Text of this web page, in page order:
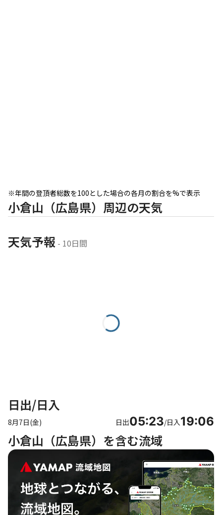
※年間の登頂者総数を100とした場合の各月の割合を%で表示
小倉山（広島県）周辺の天気
天気予報 - 10日間
日出/日入
8月7日(金) 日出05:23/日入19:06
小倉山（広島県）を含む流域